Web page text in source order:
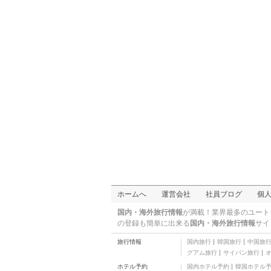
ホームへ 運営会社 社員ブログ 個
国内・海外旅行情報が満載！業界最多のユート
の登録も簡単に出来る 国内・海外旅行情報サイ
旅行情報 国内旅行 韓国旅行 中国旅行
グアム旅行
サイパン旅行
ホテル予約 国内ホテル予約 韓国ホテル